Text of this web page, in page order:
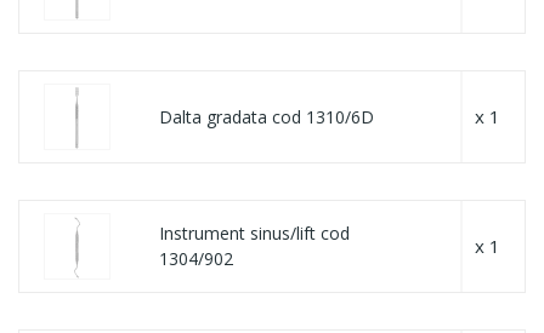
Dalta gradata cod 1310/6D x 1
Instrument sinus/lift cod
1304/902
x 1